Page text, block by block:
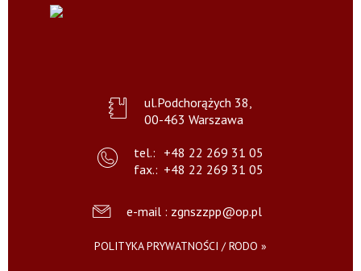
ul.Podchorążych 38,
00-463 Warszawa
tel.: +48 22 269 31 05
fax.: +48 22 269 31 05
e-mail : zgnszzpp@op.pl
POLITYKA PRYWATNOŚCI / RODO »